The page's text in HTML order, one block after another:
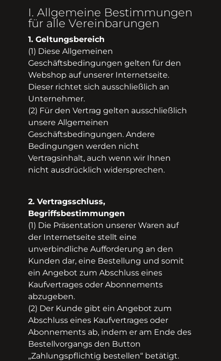
I. Allgemeine Bestimmungen
für alle Vereinbarungen
1. Geltungsbereich
(1) Diese Allgemeinen
Geschäftsbedingungen gelten für den
Webshop auf unserer Internetseite.
Dieser richtet sich ausschließlich an
Unternehmer.
(2) Für den Vertrag gelten ausschließlich
unsere Allgemeinen
Geschäftsbedingungen. Andere
Bedingungen werden nicht
Vertragsinhalt, auch wenn wir Ihnen
nicht ausdrücklich widersprechen.
2. Vertragsschluss,
Begriffsbestimmungen
(1) Die Präsentation unserer Waren auf
der Internetseite stellt eine
unverbindliche Aufforderung an den
Kunden dar, eine Bestellung und somit
ein Angebot zum Abschluss eines
Kaufvertrages oder Abonnements
abzugeben.
(2) Der Kunde gibt ein Angebot zum
Abschluss eines Kaufvertrages oder
Abonnements ab, indem er am Ende des
Bestellvorgangs den Button
„Zahlungspflichtig bestellen“ betätigt.